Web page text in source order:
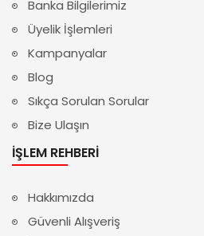
Banka Bilgilerimiz
Üyelik İşlemleri
Kampanyalar
Blog
Sıkça Sorulan Sorular
Bize Ulaşın
İŞLEM REHBERI
Hakkımızda
Güvenli Alışveriş